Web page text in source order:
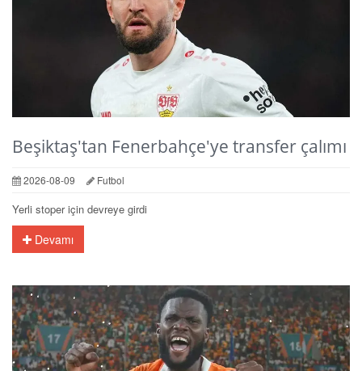
Beşiktaş'tan Fenerbahçe'ye transfer çalımı
2026-08-09 Futbol
Yerli stoper için devreye girdi
Devamı